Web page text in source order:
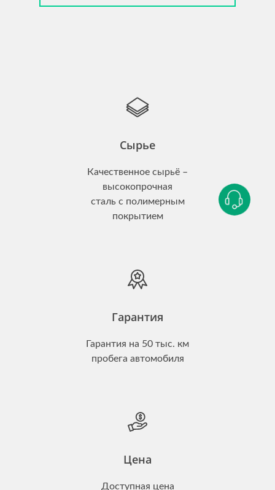
Сырье
Качественное сырьё –
высокопрочная
сталь с полимерным
покрытием
Гарантия
Гарантия на 50 тыс. км
пробега автомобиля
Цена
Доступная цена